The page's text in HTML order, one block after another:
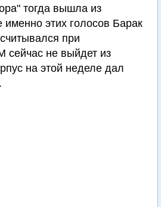
тогда вышла из
этих голосов Барак
при
сейчас не выйдет из
на этой неделе дал